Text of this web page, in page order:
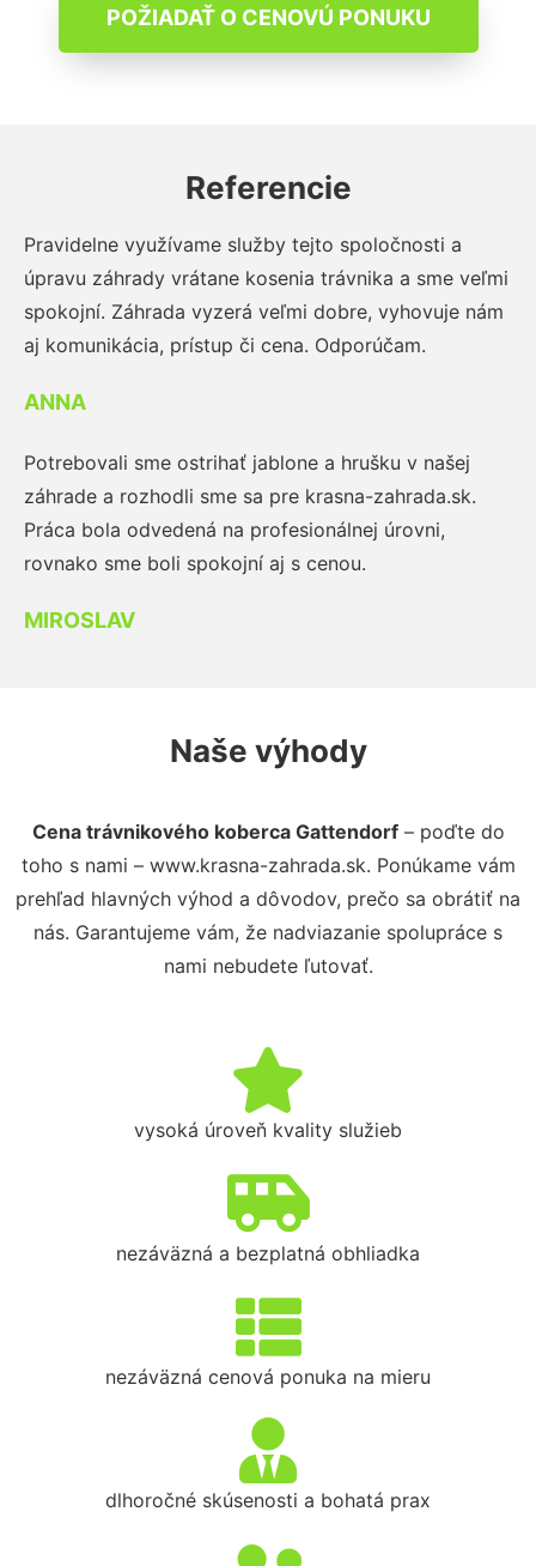
POŽIADAŤ O CENOVÚ PONUKU
Referencie
Pravidelne využívame služby tejto spoločnosti a
úpravu záhrady vrátane kosenia trávnika a sme veľmi
spokojní. Záhrada vyzerá veľmi dobre, vyhovuje nám
aj komunikácia, prístup či cena. Odporúčam.
ANNA
Potrebovali sme ostrihať jablone a hrušku v našej
záhrade a rozhodli sme sa pre krasna-zahrada.sk.
Práca bola odvedená na profesionálnej úrovni,
rovnako sme boli spokojní aj s cenou.
MIROSLAV
Naše výhody
Cena trávnikového koberca Gattendorf– poďte do
toho s nami – www.krasna-zahrada.sk. Ponúkame vám
prehľad hlavných výhod a dôvodov, prečo sa obrátiť na
nás. Garantujeme vám, že nadviazanie spolupráce s
nami nebudete ľutovať.
vysoká úroveň kvality služieb
nezáväzná a bezplatná obhliadka
nezáväzná cenová ponuka na mieru
dlhoročné skúsenosti a bohatá prax